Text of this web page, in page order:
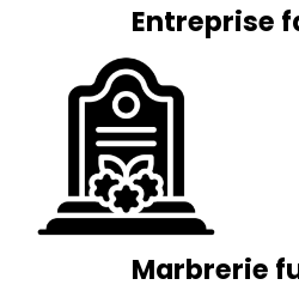
Entreprise
Marbrerie